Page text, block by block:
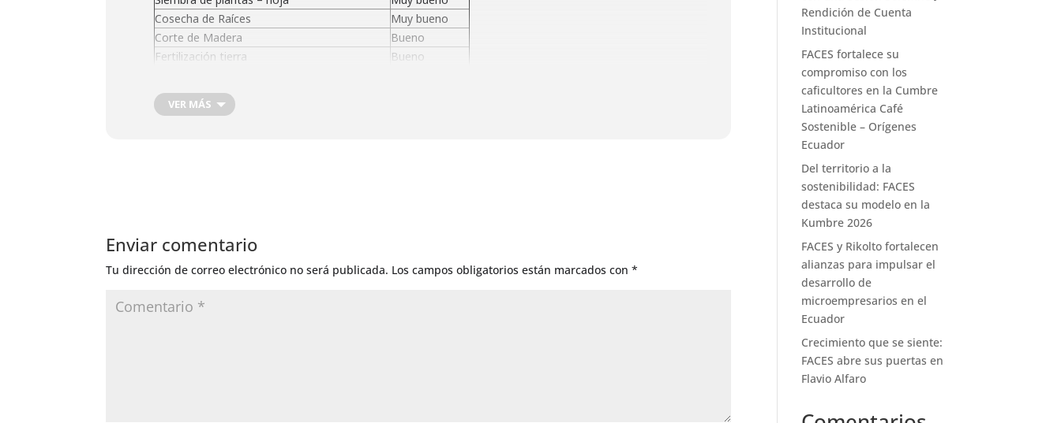
Cosecha de Raíces
Muy bueno
Corte de Madera
Bueno
Fertilización tierra
Bueno
Riego General
Depilación
VER MÁS
Enviar comentario
Tu dirección de correo electrónico no será publicada. Los campos obligatorios están marcados con*
Rendición de Cuenta
Institucional
FACES fortalece su
compromiso con los
caficultores en la Cumbre
Latinoamérica Café
Sostenible – Orígenes
Ecuador
Del territorio a la
sostenibilidad: FACES
destaca su modelo en la
Kumbre 2026
FACES y Rikolto fortalecen
alianzas para impulsar el
desarrollo de
microempresarios en el
Ecuador
Crecimiento que se siente:
FACES abre sus puertas en
Flavio Alfaro